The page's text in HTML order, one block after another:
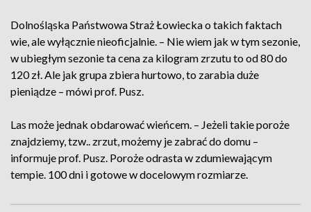
Dolnośląska Państwowa Straż Łowiecka o takich faktach
wie, ale wyłącznie nieoficjalnie. – Nie wiem jak w tym sezonie,
w ubiegłym sezonie ta cena za kilogram zrzutu to od 80 do
120 zł. Ale jak grupa zbiera hurtowo, to zarabia duże
pieniądze – mówi prof. Pusz.
Las może jednak obdarować wieńcem. – Jeżeli takie poroże
znajdziemy, tzw.. zrzut, możemy je zabrać do domu –
informuje prof. Pusz. Poroże odrasta w zdumiewającym
tempie. 100 dni i gotowe w docelowym rozmiarze.